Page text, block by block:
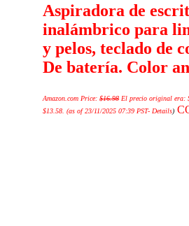
Aspiradora de
inalámbrico para
y pelos, teclado de
De batería. Color
Amazon.com Price:$16.98 El precio original era:
$13.58. (as of 23/11/2025 07:39 PST- Details)